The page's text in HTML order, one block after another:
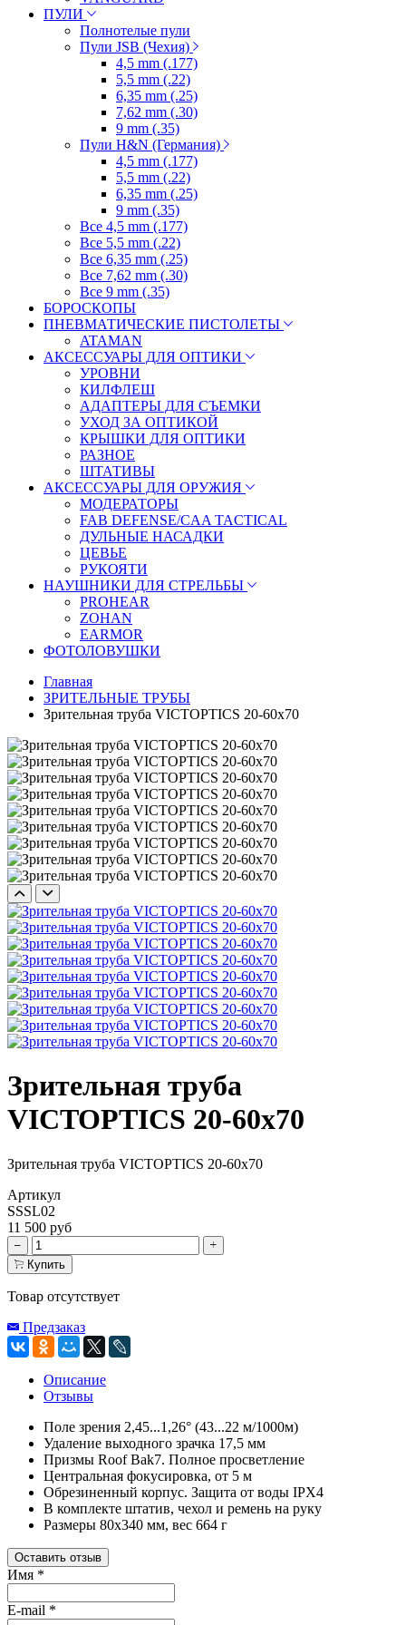
ПУЛИ
Полнотелые пули
Пули JSB (Чехия)
4,5 mm (.177)
5,5 mm (.22)
6,35 mm (.25)
7,62 mm (.30)
9 mm (.35)
Пули H&N (Германия)
4,5 mm (.177)
5,5 mm (.22)
6,35 mm (.25)
9 mm (.35)
Все 4,5 mm (.177)
Все 5,5 mm (.22)
Все 6,35 mm (.25)
Все 7,62 mm (.30)
Все 9 mm (.35)
БОРОСКОПЫ
ПНЕВМАТИЧЕСКИЕ ПИСТОЛЕТЫ
ATAMAN
АКСЕССУАРЫ ДЛЯ ОПТИКИ
УРОВНИ
КИЛФЛЕШ
АДАПТЕРЫ ДЛЯ СЪЕМКИ
УХОД ЗА ОПТИКОЙ
КРЫШКИ ДЛЯ ОПТИКИ
РАЗНОЕ
ШТАТИВЫ
АКСЕССУАРЫ ДЛЯ ОРУЖИЯ
МОДЕРАТОРЫ
FAB DEFENSE/CAA TACTICAL
ДУЛЬНЫЕ НАСАДКИ
ЦЕВЬЕ
РУКОЯТИ
НАУШНИКИ ДЛЯ СТРЕЛЬБЫ
PROHEAR
ZOHAN
EARMOR
ФОТОЛОВУШКИ
Главная
ЗРИТЕЛЬНЫЕ ТРУБЫ
Зрительная труба VICTOPTICS 20-60x70
Зрительная труба
VICTOPTICS 20-60x70
Зрительная труба VICTOPTICS 20-60x70
Артикул
SSSL02
11 500 руб
Купить
Товар отсутствует
Предзаказ
Описание
Отзывы
Поле зрения 2,45...1,26° (43...22 м/1000м)
Удаление выходного зрачка 17,5 мм
Призмы Roof Bak7. Полное просветление
Центральная фокусировка, от 5 м
Обрезиненный корпус. Защита от воды IPX4
В комплекте штатив, чехол и ремень на руку
Размеры 80x340 мм, вес 664 г
Оставить отзыв
Имя *
E-mail *